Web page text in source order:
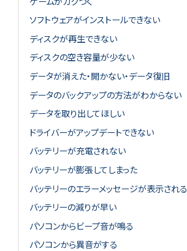
ソフトウェアがインストールできない
ディスクが再生できない
ディスクの空き容量が少ない
データが消えた・開かない・データ復旧
データのバックアップの方法がわからない
データを取り出してほしい
ドライバーがアップデートできない
バッテリーが充電されない
バッテリーが膨張してしまった
バッテリーのエラーメッセージが表示される
バッテリーの減りが早い
パソコンからビープ音が鳴る
パソコンから異音がする